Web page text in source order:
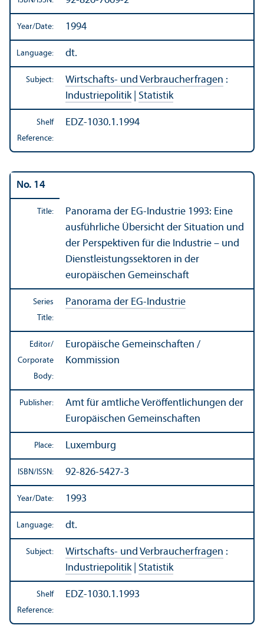
Year/Date: 1994
Language: dt.
Subject: Wirtschafts- und Verbraucherfragen :
Industriepolitik| Statistik
Shelf
Reference:
EDZ-1030.1.1994
No. 14
Title:
Panorama der EG-Industrie 1993: Eine
ausführliche Übersicht der Situation und
der Perspektiven für die Industrie – und
Dienstleistungssektoren in der
europäischen Gemeinschaft
Series
Title:
Panorama der EG-Industrie
Editor/
Corporate
Body:
Europäische Gemeinschaften /
Kommission
Publisher:
Amt für amtliche Veröffentlichungen der
Europäischen Gemeinschaften
Place: Luxemburg
ISBN/ISSN: 92-826-5427-3
Year/Date: 1993
Language: dt.
Subject: Wirtschafts- und Verbraucherfragen :
Industriepolitik| Statistik
Shelf
Reference:
EDZ-1030.1.1993